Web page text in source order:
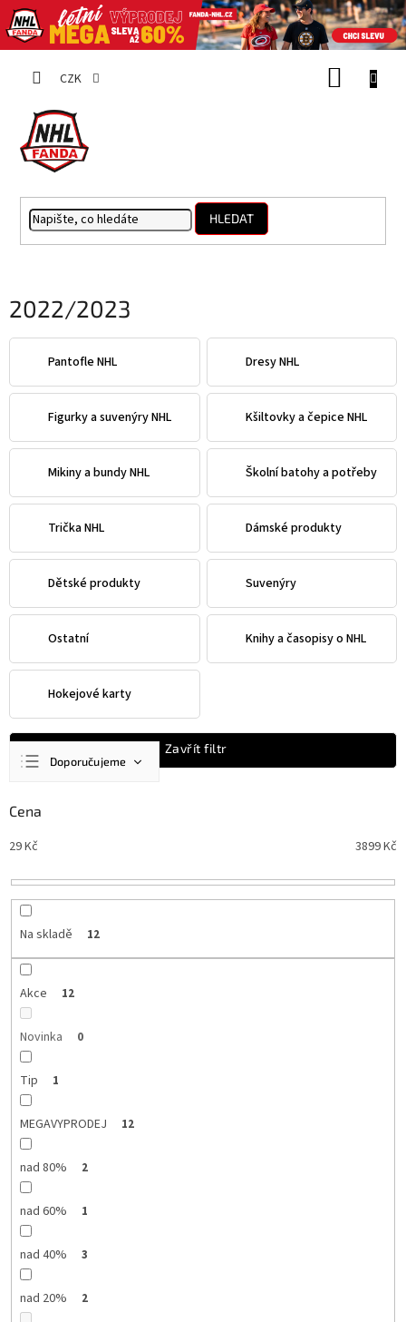
CZK
HLEDAT
2022/2023
Pantofle NHL Dresy NHL
Figurky a suvenýry NHL Kšiltovky a čepice NHL
Mikiny a bundy NHL Školní batohy a potřeby
Trička NHL Dámské produkty
Dětské produkty Suvenýry
Ostatní Knihy a časopisy o NHL
Hokejové karty
e
í
r
Doporučujeme
Abecedně
Zavřít filtr
Cena
29Kč 3899Kč
Na skladě 12
Akce 12
Novinka 0
Tip 1
MEGAVYPRODEJ 12
nad 80% 2
nad 60% 1
nad 40% 3
nad 20% 2